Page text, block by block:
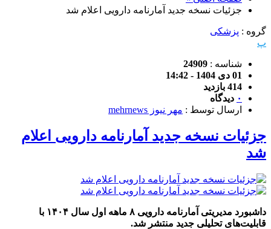
جزئیات نسخه جدید آمارنامه دارویی اعلام شد
گروه : پزشکی
پ
شناسه : 24909
01 دی 1404 - 14:42
414 بازدید
۰ دیدگاه
ارسال توسط : مهر نیوز mehrnews
جزئیات نسخه جدید آمارنامه دارویی اعلام
شد
داشبورد مدیریتی آمارنامه دارویی ۸ ماهه اول سال ۱۴۰۴ با
قابلیت‌های تحلیلی جدید منتشر شد.